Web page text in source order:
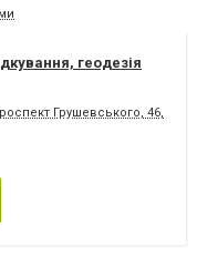
геодезія
Грушевського, 46, ОЦ